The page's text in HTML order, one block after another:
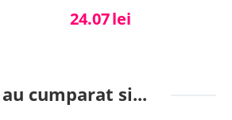
24.07lei
cumparat si...